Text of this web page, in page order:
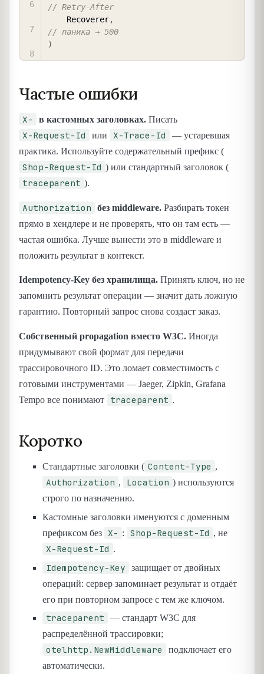
// Retry-After
    Recoverer
,
// паника → 500
)
Частые ошибки
X- в кастомных заголовках. Писать
X-Request-Id или X-Trace-Id
— устаревшая
практика. Используйте содержательный префикс (
Shop-Request-Id ) или стандартный заголовок (
traceparent ).
Authorization без middleware. Разбирать токен
прямо в хендлере и не проверять, что он там есть —
частая ошибка. Лучше вынести это в middleware и
положить результат в контекст.
Idempotency-Key без хранилища. Принять ключ, но не
запомнить результат операции — значит дать ложную
гарантию. Повторный запрос снова создаст заказ.
Собственный propagation вместо W3C. Иногда
придумывают свой формат для передачи
трассировочного ID. Это ломает совместимость с
готовыми инструментами — Jaeger, Zipkin, Grafana
Tempo все понимают
traceparent .
Коротко
Стандартные заголовки ( Content-Type ,
Authorization , Location ) используются
строго по назначению.
Кастомные заголовки именуются с доменным
префиксом без X- : Shop-Request-Id , не
X-Request-Id .
Idempotency-Key
защищает от двойных
операций: сервер запоминает результат и отдаёт
его при повторном запросе с тем же ключом.
traceparent
— стандарт W3C для
распределённой трассировки;
otelhttp.NewMiddleware
подключает его
автоматически.